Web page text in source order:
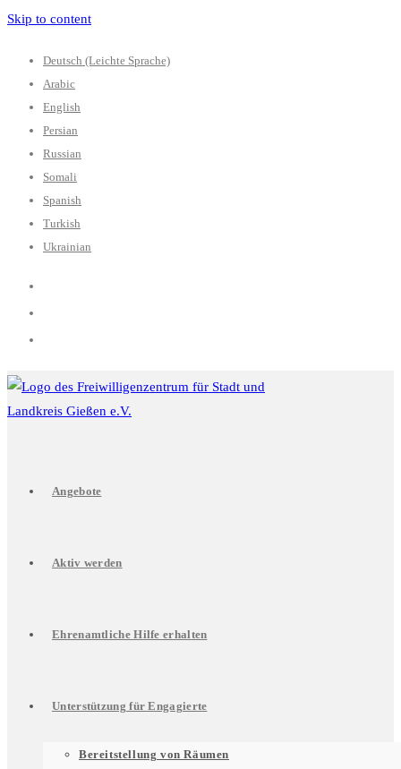
Skip to content
Deutsch (Leichte Sprache)
Arabic
English
Persian
Russian
Somali
Spanish
Turkish
Ukrainian
Angebote
Aktiv werden
Ehrenamtliche Hilfe erhalten
Unterstützung für Engagierte
Bereitstellung von Räumen